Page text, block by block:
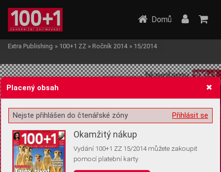
Žádost o souhlas s ukládáním volitelných informací
Domů
Extra Publishing » 100+1 ZZ » Ročník 2014 » 15/2014
Placený obsah
Přihlásit se
Nejste přihlášen do čtenářské zóny
Okamžitý nákup
Vydání 100+1 ZZ 15/2014 můžete zakoupit
pomocí platební karty